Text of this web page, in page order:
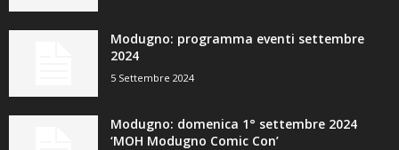
Modugno: programma eventi settembre
2024
5 Settembre 2024
Modugno: domenica 1° settembre 2024
‘MOH Modugno Comic Con’